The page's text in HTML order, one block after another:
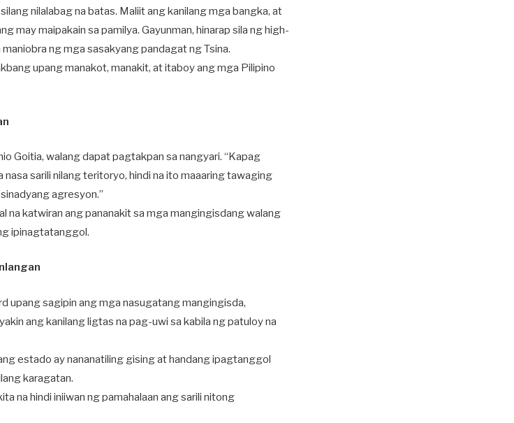
nilalabag na batas. Maliit ang kanilang mga bangka, at
may maipakain sa pamilya. Gayunman, hinarap sila ng high-
ng mga sasakyang pandagat ng Tsina.
upang manakot, manakit, at itaboy ang mga Pilipino
Goitia, walang dapat pagtakpan sa nangyari. “Kapag
nasa sarili nilang teritoryo, hindi na ito maaaring tawaging
agresyon.”
na katwiran ang pananakit sa mga mangingisdang walang
ipinagtatanggol.
upang sagipin ang mga nasugatang mangingisda,
ang kanilang ligtas na pag-uwi sa kabila ng patuloy na
estado ay nananatiling gising at handang ipagtanggol
karagatan.
na hindi iniiwan ng pamahalaan ang sarili nitong